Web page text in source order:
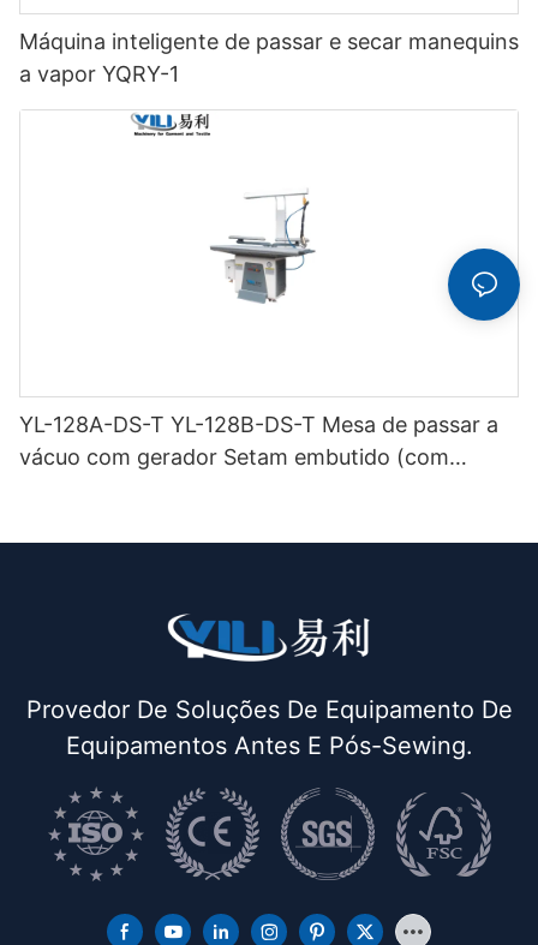
Máquina inteligente de passar e secar manequins
a vapor YQRY-1
YL-128A-DS-T YL-128B-DS-T Mesa de passar a
vácuo com gerador Setam embutido (com
Provedor De Soluções De Equipamento De
Equipamentos Antes E Pós-Sewing.